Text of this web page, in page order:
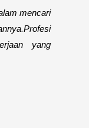
mencari
Profesi
yang